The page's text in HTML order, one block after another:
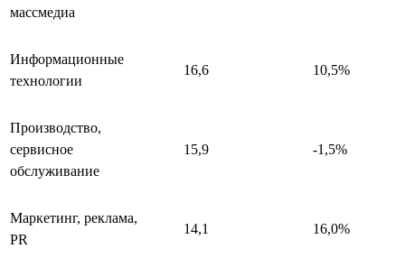
массмедиа
Информационные
технологии
16,6 10,5%
Производство,
сервисное
обслуживание
15,9 -1,5%
Маркетинг, реклама,
PR
14,1 16,0%